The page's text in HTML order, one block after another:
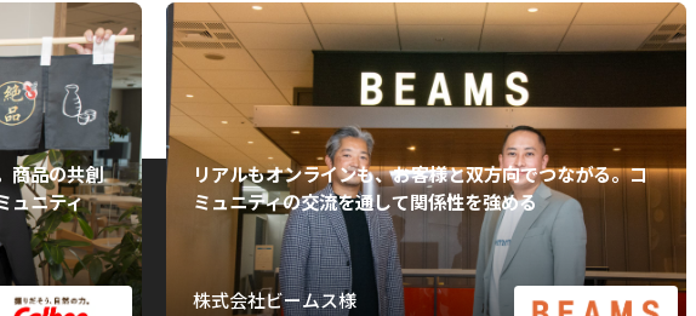
商品の共創
ュニティ
リアルもオンラインも、お客様と双方向でつながる。コ
ミュニティの交流を通して関係性を強める
株式会社ビームス様